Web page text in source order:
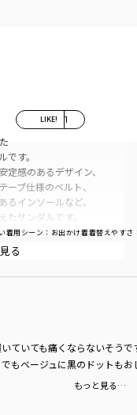
LIKE! 1
着用シーン ：お出かけ着着替えやすさ
ていても痛くならないそう
もベージュに黒のドットも
もっと見る…
す。
感のあるデザイン、
プ仕様のベルト、
インソールなど、
サンダルです。
サイズです。
る